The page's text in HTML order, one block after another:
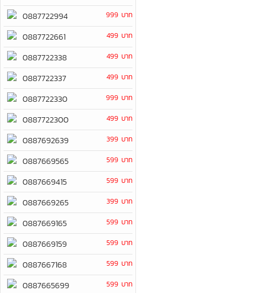
0887722994
999 บาท
0887722661 499 บาท
0887722338 499 บาท
0887722337 499 บาท
0887722330 999 บาท
0887722300 499 บาท
0887692639 399 บาท
0887669565 599 บาท
0887669415 599 บาท
0887669265 399 บาท
0887669165 599 บาท
0887669159 599 บาท
0887667168 599 บาท
0887665699 599 บาท